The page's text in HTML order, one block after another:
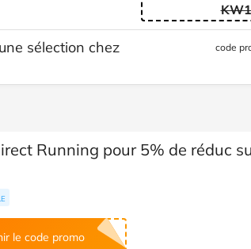
code
sélection chez
Running pour 5% de réduc
le code promo